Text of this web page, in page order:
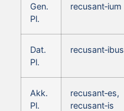
Gen.
Pl.
recusant‑ium
Dat.
Pl.
recusant‑ibus
Akk.
Pl.
recusant‑es,
recusant‑is